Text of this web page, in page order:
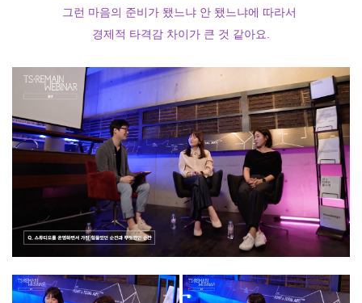
그런 마음의 준비가 됐느냐 안 됐느냐에 따라서
경제적 타격감 차이가 큰 것 같아요